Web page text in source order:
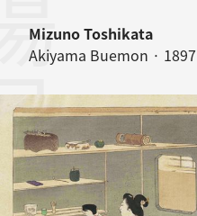
Mizuno Toshikata
Akiyama Buemon · 1897